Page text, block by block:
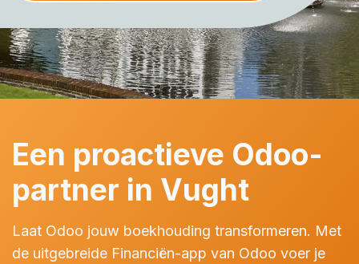
Een proactieve Odoo-
partner in Vught
Laat Odoo jouw boekhouding transformeren. Met
de uitgebreide Financiën-app van Odoo voer je